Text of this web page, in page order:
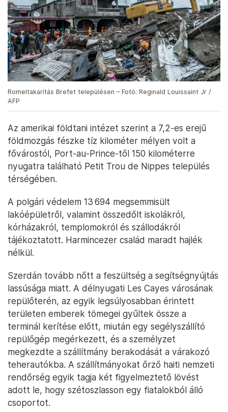
Romeltakarítás Brefet településen – Fotó: Reginald Louissaint Jr /
AFP
Az amerikai földtani intézet szerint a 7,2-es erejű
földmozgás fészke tíz kilométer mélyen volt a
fővárostól, Port-au-Prince-től 150 kilométerre
nyugatra található Petit Trou de Nippes település
térségében.
A polgári védelem 13 694 megsemmisült
lakóépületről, valamint összedőlt iskolákról,
kórházakról, templomokról és szállodákról
tájékoztatott. Harmincezer család maradt hajlék
nélkül.
Szerdán tovább nőtt a feszültség a segítségnyújtás
lassúsága miatt. A délnyugati Les Cayes városának
repülőterén, az egyik legsúlyosabban érintett
területen emberek tömegei gyűltek össze a
terminál kerítése előtt, miután egy segélyszállító
repülőgép megérkezett, és a személyzet
megkezdte a szállítmány berakodását a várakozó
teherautókba. A szállítmányokat őrző haiti nemzeti
rendőrség egyik tagja két figyelmeztető lövést
adott le, hogy szétoszlasson egy fiatalokból álló
csoportot.